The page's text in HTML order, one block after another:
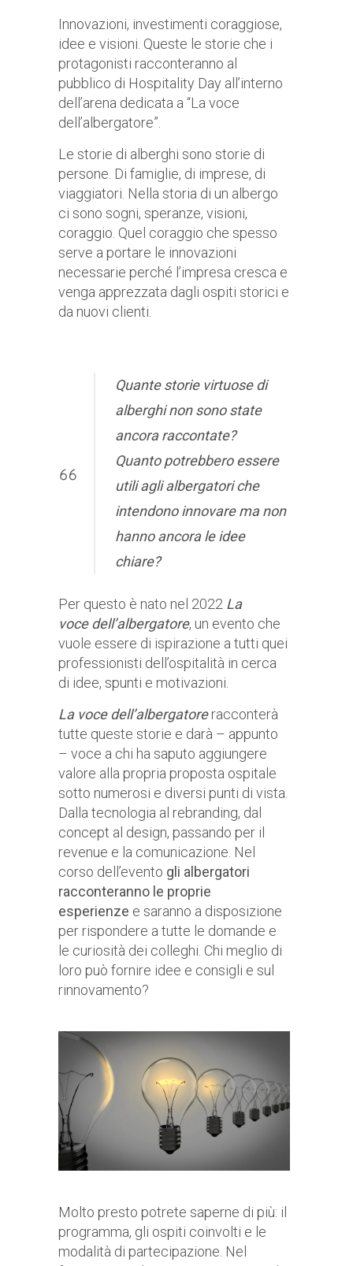
Innovazioni, investimenti coraggiose,
idee e visioni. Queste le storie che i
protagonisti racconteranno al
pubblico di Hospitality Day all’interno
dell’arena dedicata a “La voce
dell’albergatore”.
Le storie di alberghi sono storie di
persone. Di famiglie, di imprese, di
viaggiatori. Nella storia di un albergo
ci sono sogni, speranze, visioni,
coraggio. Quel coraggio che spesso
serve a portare le innovazioni
necessarie perché l’impresa cresca e
venga apprezzata dagli ospiti storici e
da nuovi clienti.
Quante storie virtuose di
alberghi non sono state
ancora raccontate?
Quanto potrebbero essere
utili agli albergatori che
intendono innovare ma non
hanno ancora le idee
chiare?
Per questo è nato nel 2022 La
voce dell’albergatore, un evento che
vuole essere di ispirazione a tutti quei
professionisti dell’ospitalità in cerca
di idee, spunti e motivazioni.
La voce dell’albergatore racconterà
tutte queste storie e darà – appunto
– voce a chi ha saputo aggiungere
valore alla propria proposta ospitale
sotto numerosi e diversi punti di vista.
Dalla tecnologia al rebranding, dal
concept al design, passando per il
revenue e la comunicazione. Nel
corso dell’evento gli albergatori
racconteranno le proprie
esperienze e saranno a disposizione
per rispondere a tutte le domande e
le curiosità dei colleghi. Chi meglio di
loro può fornire idee e consigli e sul
rinnovamento?
Molto presto potrete saperne di più: il
programma, gli ospiti coinvolti e le
modalità di partecipazione. Nel